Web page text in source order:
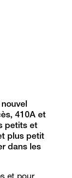
410A et
petits et
plus petit
dans les